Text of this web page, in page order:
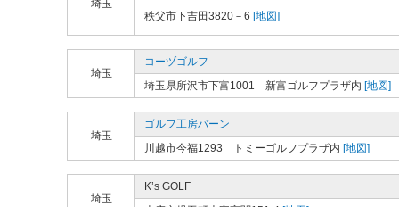
埼玉
秩父市下吉田3820－6 [地図]
埼玉
コーヅゴルフ
埼玉県所沢市下富1001 新富ゴルフプラザ内 [地図]
埼玉
ゴルフ工房バーン
川越市今福1293 トミーゴルフプラザ内 [地図]
埼玉
K’s GOLF